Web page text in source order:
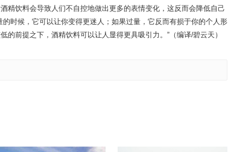
精饮料会导致人们不自控地做出更多的表情变化，这反而会降低自己
候，它可以让你变得更迷人；如果过量，它反而有损于你的个人形
前提之下，酒精饮料可以让人显得更具吸引力。”（编译/碧云天）